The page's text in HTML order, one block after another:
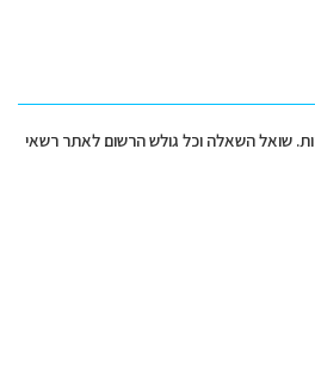
שואל השאלה וכל גולש הרשום לאתר רשאי